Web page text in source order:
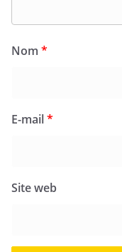
Nom *
E-mail*
Site web